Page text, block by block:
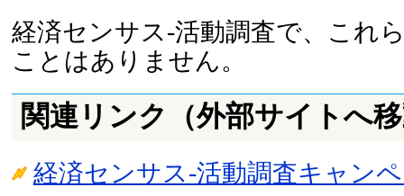
経済センサス-活動調査で、これ
ことはありません。
関連リンク（外部サイトへ
経済センサス-活動調査キャン